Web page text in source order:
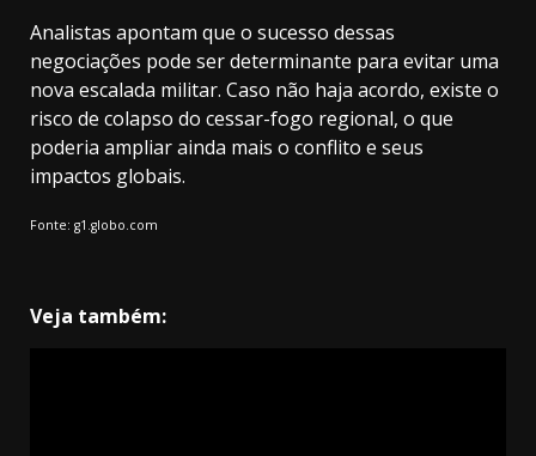
Analistas apontam que o sucesso dessas
negociações pode ser determinante para evitar uma
nova escalada militar. Caso não haja acordo, existe o
risco de colapso do cessar-fogo regional, o que
poderia ampliar ainda mais o conflito e seus
impactos globais.
Fonte: g1.globo.com
Veja também: